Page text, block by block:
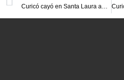
Curicó cayó en Santa Laura ante Unión Española y congela su avance en la tabla